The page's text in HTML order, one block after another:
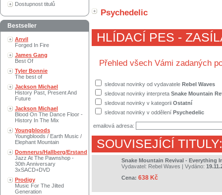
Dostupnost titulů
Bestseller
Anvil
Forged In Fire
James Gang
Best Of
Tyler Bonnie
The best of
Jackson Michael
History Past, Present And
Future
Jackson Michael
Blood On The Dance Floor -
History In The Mix
Youngbloods
Youngbloods / Earth Music /
Elephant Mountain
Domnerus/Hallberg/Erstand
Jazz At The Pawnshop -
30th Anniversary
3xSACD+DVD
Prodigy
Music For The Jilted
Generation
Psychedelic
HLÍDACÍ PES -
Přehled všech Vámi zadaných
sledovat novinky od vydavatele Rebel Waves
sledovat novinky interpreta Snake Mountain
sledovat novinky v kategorii Ostatní
sledovat novinky v oddělení Psychedelic
emailová adresa:
SOUVISEJÍCÍ TITULY:
Snake Mountain Revival - Everything
Vydavatel: Rebel Waves | Vydáno:
Cena: 638 Kč